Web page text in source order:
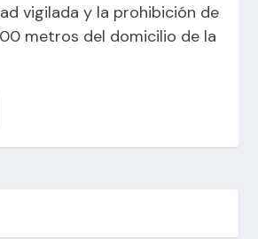
vigilada y la prohibición de
metros del domicilio de la